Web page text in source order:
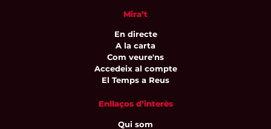
Mira’t
En directe
A la carta
Com veure'ns
Accedeix al compte
El Temps a Reus
Enllaços d’interès
Qui som